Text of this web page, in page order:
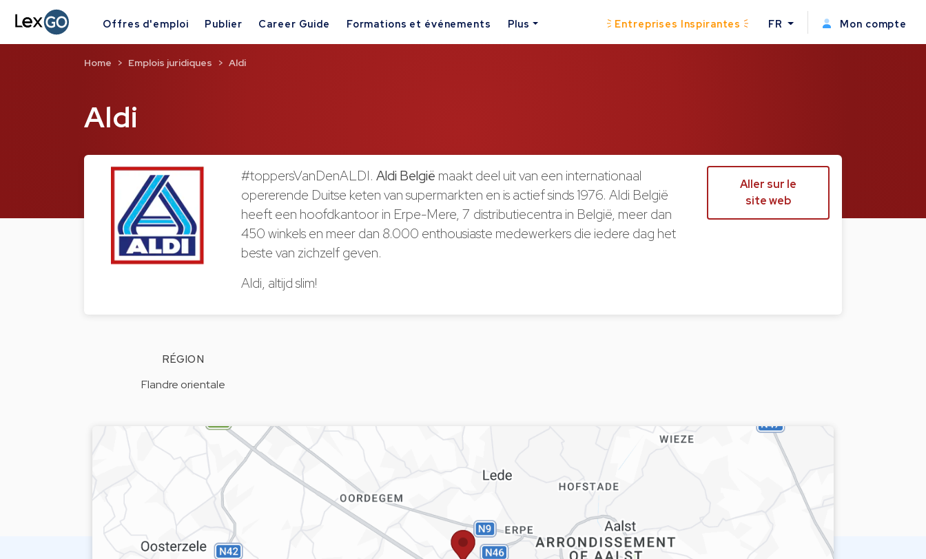
Offres d'emploi Publier Career Guide Formations et événements Plus Entreprises Inspirantes FR Mon compte
Aldi
Home Emplois juridiques Aldi
#toppersVanDenALDI. Aldi België maakt deel uit van een internationaal
opererende Duitse keten van supermarkten en is actief sinds 1976. Aldi België
heeft een hoofdkantoor in Erpe-Mere, 7 distributiecentra in België, meer dan
450 winkels en meer dan 8.000 enthousiaste medewerkers die iedere dag het
beste van zichzelf geven.
Aldi, altijd slim!
Aller sur le
site web
RÉGION
Flandre orientale